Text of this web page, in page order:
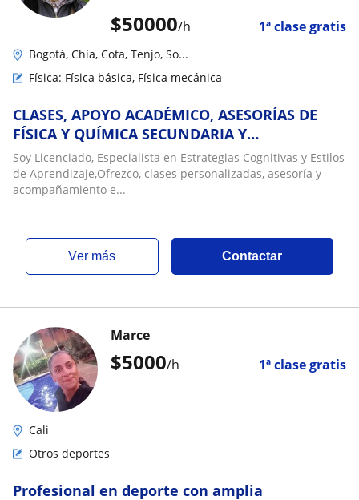
$50000/h 1ª clase gratis
Bogotá, Chía, Cota, Tenjo, So...
Física: Física básica, Física mecánica
CLASES, APOYO ACADÉMICO, ASESORÍAS DE
FÍSICA Y QUÍMICA SECUNDARIA Y
UNIVERSITARIA
Soy Licenciado, Especialista en Estrategias Cognitivas y Estilos
de Aprendizaje,Ofrezco, clases personalizadas, asesoría y
acompañamiento e...
ver más Contactar
$5000/h 1ª clase gratis
Marce
Cali
Otros deportes
Profesional en deporte con amplia